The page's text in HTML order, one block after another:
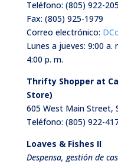
Teléfono: (805) 922-
Fax: (805) 925-1979
Correo electrónico:
Lunes a jueves: 9:00 a.
4:00 p. m.
Thrifty Shopper at
Store)
605 West Main Street,
Teléfono: (805) 922-
Loaves & Fishes II
Despensa, gestión de